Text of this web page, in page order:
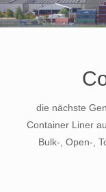
die nächste
Container Liner
Bulk-, Open-,